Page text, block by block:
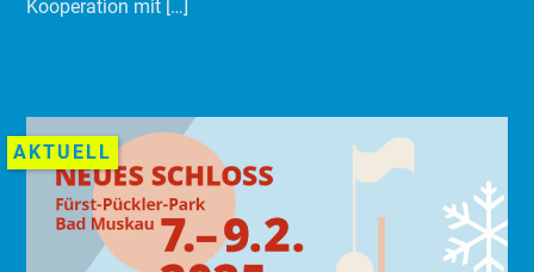
Kooperation mit […]
AKTUELL